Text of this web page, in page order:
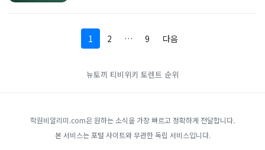
1 2 … 9 다음
뉴토끼 티비위키 토렌트 순위
학원비알리미.com은 원하는 소식을 가장 빠르고 정확하게 전달합니다.
본 서비스는 포털 사이트와 무관한 독립 서비스입니다.